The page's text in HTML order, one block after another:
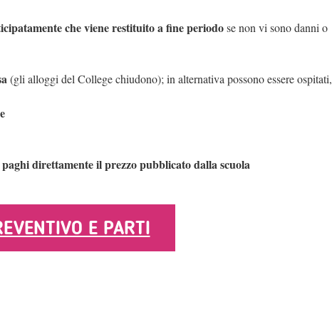
che viene restituito a fine periodose non vi sono danni o
(gli alloggi del College chiudono); in alternativa possono essere ospitati,
direttamente il prezzo pubblicato dalla scuola
E PARTI